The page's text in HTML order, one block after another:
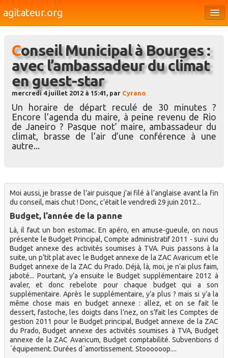
agitateur.org
Bourges & le Cher
Société
Culture
Médias
Dossiers
Brèves
Conseil Municipal à Bourges :
avec l’ambassadeur du climat
en guest-star
mercredi 4 juillet 2012 à 15:41, par Cyrano
Un horaire de départ reculé de 30 minutes ?
Encore l’agenda du maire, à peine revenu de Rio
de Janeiro ? Pasque not’ maire, ambassadeur du
climat, brasse de l’air d’une conférence à une
autre...
Moi aussi, je brasse de l’air puisque j’ai filé à l’anglaise avant la fin
du conseil, mais chut ! Donc, c’était le vendredi 29 juin 2012...
Budget, l’année de la panne
Là, il faut un bon estomac. En apéro, en amuse-gueule, on nous
présente le Budget Principal, Compte administratif 2011 - suivi du
Budget annexe des activités soumises à TVA. Puis passons à la
suite, un p’tit plat avec le Budget annexe de la ZAC Avaricum et le
Budget annexe de la ZAC du Prado. Déjà, là, moi, je n’ai plus faim,
jaboté... Pourtant, y’a ensuite le Budget supplémentaire 2012 à
avaler, et donc rebelote pour chaque budget qui a son
supplémentaire. Après le supplémentaire, y’a plus ? mais si y’a la
même chose mais en budget annexe : allez, et on se fait le
dessert, fastoche, les doigts dans l’nez, on s’fait les Comptes de
gestion 2011 pour le Budget principal, Budget annexe de la ZAC
du Prado, Budget annexe des activités soumises à TVA, Budget
annexe de la ZAC Avaricum, Budget comptabilité. Subventions d
´équipement. Durées d´amortissement. Stoooooop....